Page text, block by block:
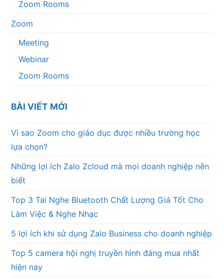
Zoom Rooms
Zoom
Meeting
Webinar
Zoom Rooms
BÀI VIẾT MỚI
Vì sao Zoom cho giáo dục được nhiều trường học
lựa chọn?
Những lợi ích Zalo Zcloud mà mọi doanh nghiệp nên
biết
Top 3 Tai Nghe Bluetooth Chất Lượng Giá Tốt Cho
Làm Việc & Nghe Nhạc
5 lợi ích khi sử dụng Zalo Business cho doanh nghiệp
Top 5 camera hội nghị truyền hình đáng mua nhất
hiện nay